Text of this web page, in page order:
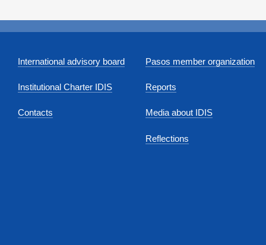
International advisory board
Institutional Charter IDIS
Contacts
Pasos member organization
Reports
Media about IDIS
Reflections